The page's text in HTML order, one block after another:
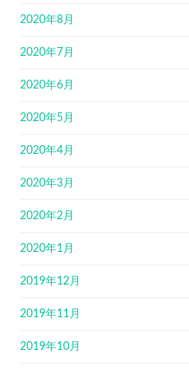
2020年8月
2020年7月
2020年6月
2020年5月
2020年4月
2020年3月
2020年2月
2020年1月
2019年12月
2019年11月
2019年10月